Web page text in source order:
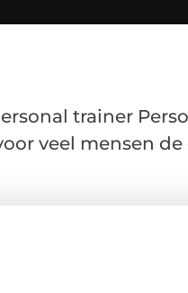
trainer
veel mensen